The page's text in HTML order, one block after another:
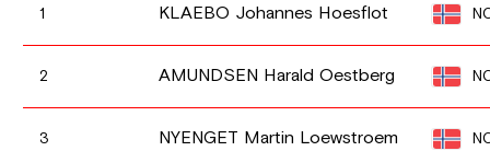
1 KLAEBO Johannes Hoesflot
2 AMUNDSEN Harald Oestberg
3 NYENGET Martin Loewstroem